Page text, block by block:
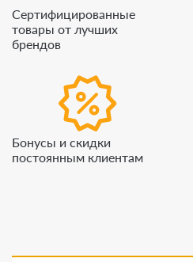
Сертифицированные
товары от лучших
брендов
Бонусы и скидки
постоянным клиентам